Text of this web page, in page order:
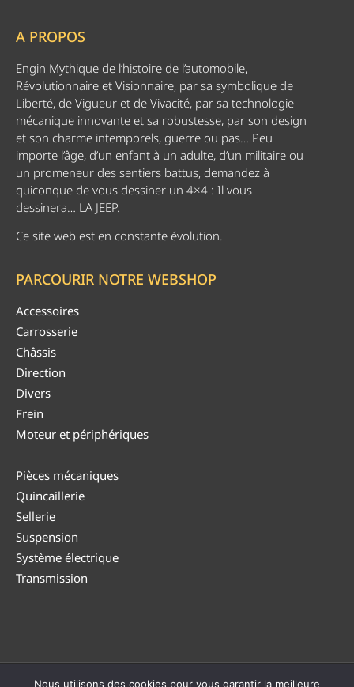
A PROPOS
Engin Mythique de l’histoire de l’automobile,
Révolutionnaire et Visionnaire, par sa symbolique de
Liberté, de Vigueur et de Vivacité, par sa technologie
mécanique innovante et sa robustesse, par son design
et son charme intemporels, guerre ou pas… Peu
importe l’âge, d’un enfant à un adulte, d’un militaire ou
un promeneur des sentiers battus, demandez à
quiconque de vous dessiner un 4×4 : Il vous
dessinera… LA JEEP.
Ce site web est en constante évolution.
PARCOURIR NOTRE WEBSHOP
Accessoires
Carrosserie
Châssis
Direction
Divers
Frein
Moteur et périphériques
Pièces mécaniques
Quincaillerie
Sellerie
Suspension
Système électrique
Transmission
Nous utilisons des cookies pour vous garantir la meilleure